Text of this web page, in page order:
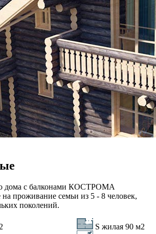
дома с балконами КОСТРОМА
проживание семьи из 5 - 8 человек,
поколений.
S жилая 90 м2